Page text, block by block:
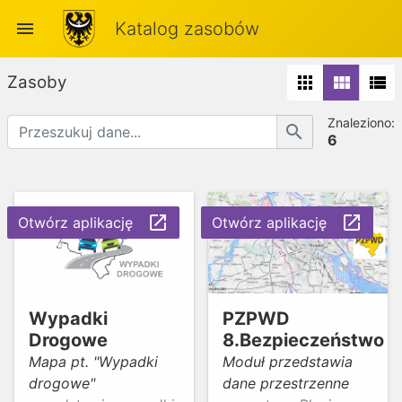
menu Katalog zasobów
Zasoby apps view_module view_list
search Znaleziono:
6
Wypadki
Drogowe
Mapa pt. "Wypadki
drogowe"
Otwórz aplikację launch
PZPWD
8.Bezpieczeństwo
Moduł przedstawia
dane przestrzenne
Otwórz aplikację launch